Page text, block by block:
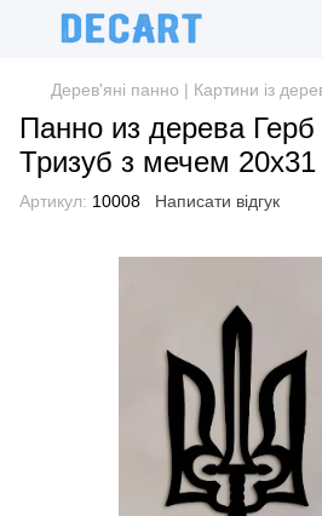
Дерев'яні панно | Картини із
Панно из дерева Герб
Тризуб з мечем
Артикул: 10008 Написати відгук